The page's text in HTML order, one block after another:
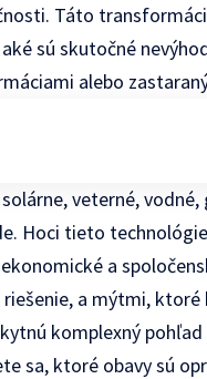
Táto
sú skutočné
alebo
veterné,
Hoci tieto
a
a mýtmi,
komplexný
sa, ktoré obavy sú